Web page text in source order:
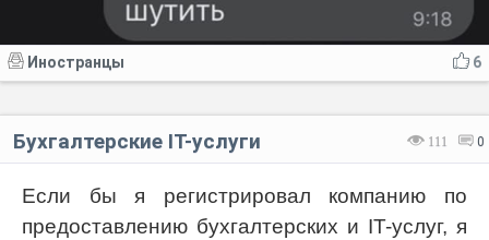
6
Иностранцы
111 0
Бухгалтерские IT-услуги
Если бы я регистрировал компанию по
предоставлению бухгалтерских и IT-услуг, я